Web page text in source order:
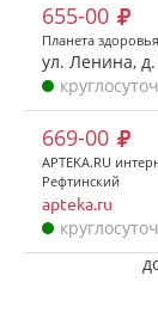
655-00
Планета здоровья
ул. Ленина,
669-00
APTEKA.RU
Рефтинский
apteka.ru